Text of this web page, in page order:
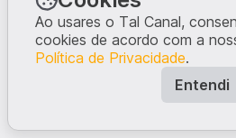
Ao usares o Tal Canal,
cookies de acordo com a
Política de Privacidade.
Entendi